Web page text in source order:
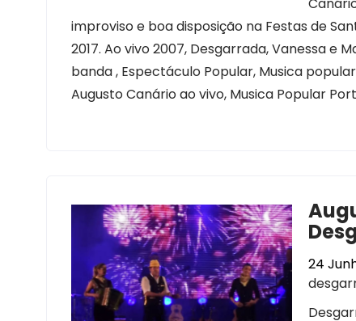
improviso e boa disposição na Festas de
2017. Ao vivo 2007, Desgarrada, Vanessa e
banda , Espectáculo Popular, Musica
Augusto Canário ao vivo, Musica Popular
24